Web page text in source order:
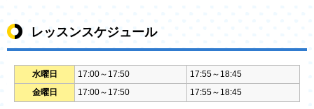
レッスンスケジュール
水曜日 17:00～17:50
17:55～18:45
金曜日
17:00～17:50 17:55～18:45